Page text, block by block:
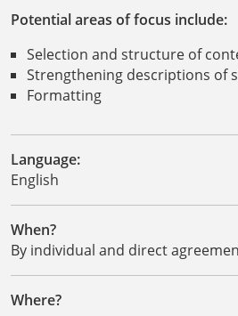
Potential areas of focus include:
Selection and structure of
Strengthening descriptions of
Formatting
Language:
English
When?
By individual and direct
Where?